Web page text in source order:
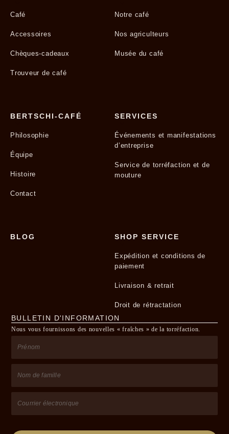
Café
Accessoires
Chèques-cadeaux
Trouveur de café
Notre café
Nos agriculteurs
Musée du café
BERTSCHI-CAFÉ
Philosophie
Équipe
Histoire
Contact
SERVICES
Événements et manifestations
d’entreprise
Service de torréfaction et de
mouture
BLOG SHOP SERVICE
Expédition et conditions de
paiement
Livraison & retrait
Droit de rétractation
BULLETIN D'INFORMATION
Nous vous fournissons des nouvelles « fraîches » de la torréfaction.